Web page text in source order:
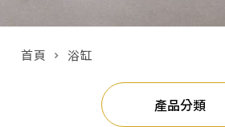
搜尋產品
首頁 浴缸
產品分類